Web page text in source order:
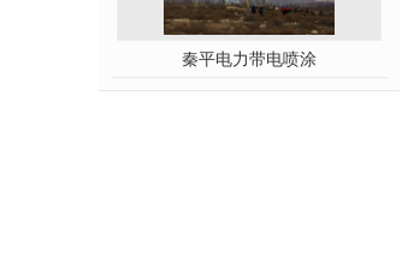
秦平电力带电喷涂